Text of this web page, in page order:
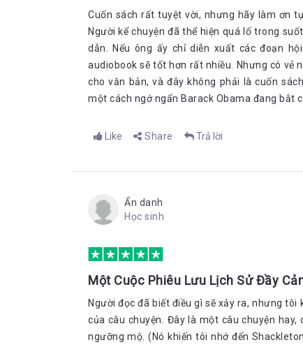
Cuốn sách rất tuyệt vời, nhưng hãy làm ơn
Người kể chuyện đã thể hiện quá lố trong
dẫn. Nếu ông ấy chỉ diễn xuất các đoạn
audiobook sẽ tốt hơn rất nhiều. Nhưng có vẻ
cho văn bản, và đây không phải là cuốn
một cách ngớ ngẩn Barack Obama đang bắt
Like Share Trả lời
Ẩn danh
Học sinh
Một Cuộc Phiêu Lưu Lịch Sử Đầy
Người đọc đã biết điều gì sẽ xảy ra, nhưng
của câu chuyện. Đây là một câu chuyện
ngưỡng mộ. (Nó khiến tôi nhớ đến